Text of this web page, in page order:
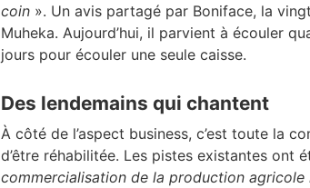
coin ». Un avis partagé par Boniface, la
Muheka. Aujourd’hui, il parvient à écouler
jours pour écouler une seule caisse.
Des lendemains qui chantent
À côté de l’aspect business, c’est toute la
d’être réhabilitée. Les pistes existantes ont
commercialisation de la production agricole